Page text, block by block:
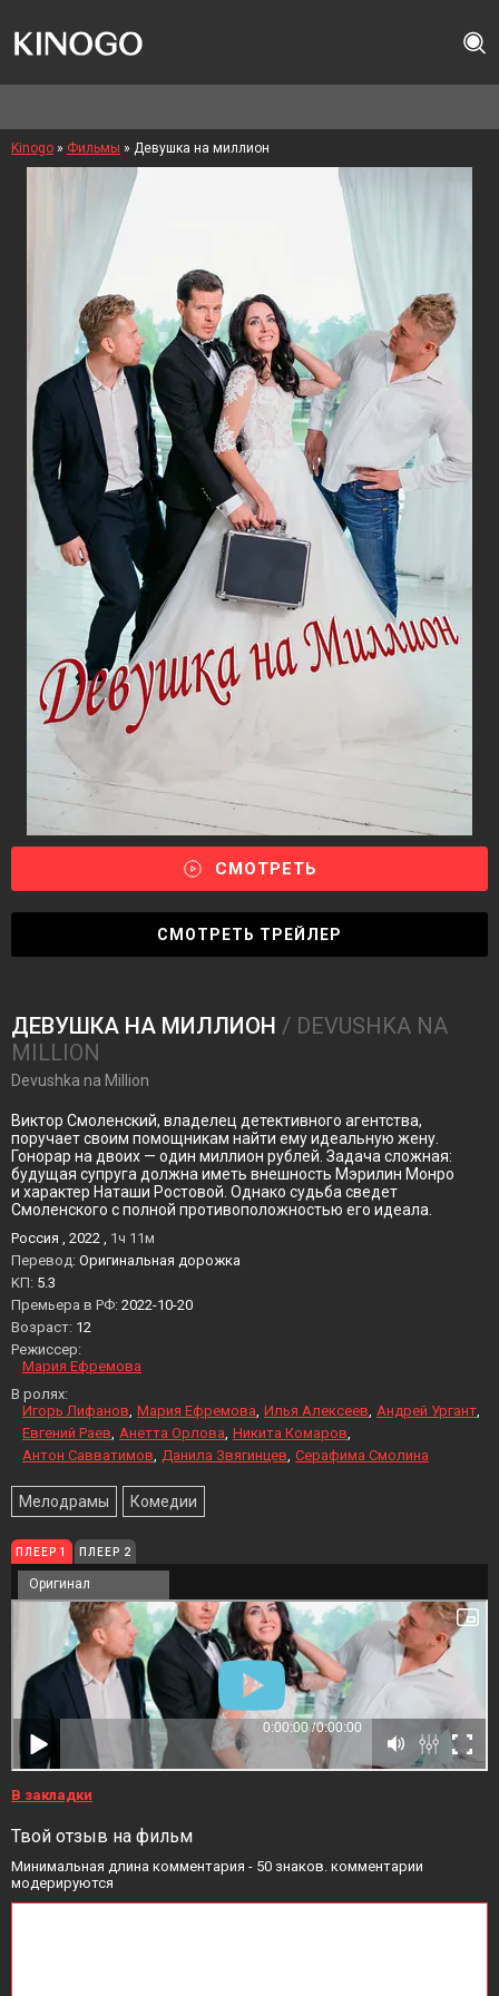
Kinogo » Фильмы » Девушка на миллион
СМОТРЕТЬ
СМОТРЕТЬ ТРЕЙЛЕР
ДЕВУШКА НА МИЛЛИОН / DEVUSHKA NA
MILLION
Devushka na Million
Виктор Смоленский, владелец детективного агентства,
поручает своим помощникам найти ему идеальную жену.
Гонорар на двоих — один миллион рублей. Задача сложная:
будущая супруга должна иметь внешность Мэрилин Монро
и характер Наташи Ростовой. Однако судьба сведет
Смоленского с полной противоположностью его идеала.
Россия , 2022 , 1ч 11м
Перевод: Оригинальная дорожка
KП: 5.3
Премьера в РФ: 2022-10-20
Возраст: 12
Режиссер:
Мария Ефремова
В ролях:
Игорь Лифанов Мария Ефремова Илья Алексеев Андрей Ургант
Евгений Раев Анетта Орлова Никита Комаров
Антон Савватимов Данила Звягинцев Серафима Смолина
Мелодрамы Комедии
ПЛЕЕР 1 ПЛЕЕР 2
Оригинал
В закладки
Твой отзыв на фильм
Минимальная длина комментария - 50 знаков. комментарии
модерируются